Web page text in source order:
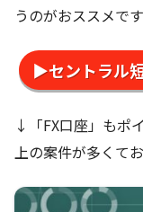
うのがおススメで
▶セントラル
↓「FX口座」もポ
上の案件が多くて